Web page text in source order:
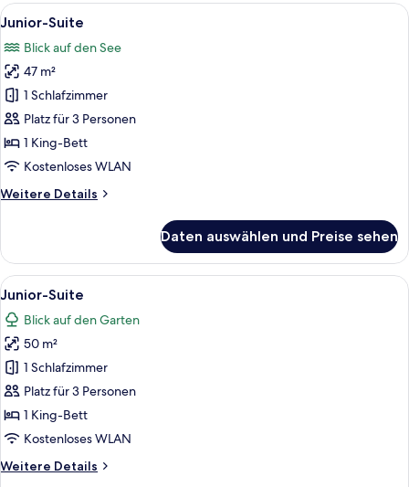
Alle
Fotos
für
Junior-
Suite
anzeigen
Ein Himmelbett mit Kopfteil,
5
Junior-Suite
Blick auf den See
47 m²
1 Schlafzimmer
Platz für 3 Personen
1 King-Bett
Kostenloses WLAN
Weitere Details
Weitere
Suite
Daten auswählen und Preise sehen
Alle
Fotos
für
Junior-
Suite
anzeigen
Ein modernes Schlafzimmer mit
6
Junior-Suite
Blick auf den Garten
50 m²
1 Schlafzimmer
Platz für 3 Personen
1 King-Bett
Kostenloses WLAN
Weitere Details
Weitere